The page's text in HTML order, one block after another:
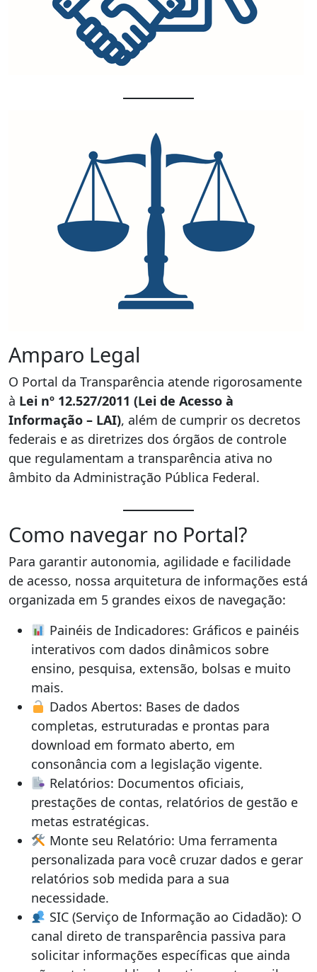
Amparo Legal
O Portal da Transparência atende rigorosamente
à Lei nº 12.527/2011 (Lei de Acesso à
Informação – LAI), além de cumprir os decretos
federais e as diretrizes dos órgãos de controle
que regulamentam a transparência ativa no
âmbito da Administração Pública Federal.
Como navegar no Portal?
Para garantir autonomia, agilidade e facilidade
de acesso, nossa arquitetura de informações está
organizada em 5 grandes eixos de navegação:
Painéis de Indicadores: Gráficos e painéis
interativos com dados dinâmicos sobre
ensino, pesquisa, extensão, bolsas e muito
mais.
Dados Abertos: Bases de dados
completas, estruturadas e prontas para
download em formato aberto, em
consonância com a legislação vigente.
Relatórios: Documentos oficiais,
prestações de contas, relatórios de gestão e
metas estratégicas.
Monte seu Relatório: Uma ferramenta
personalizada para você cruzar dados e gerar
relatórios sob medida para a sua
necessidade.
SIC (Serviço de Informação ao Cidadão): O
canal direto de transparência passiva para
solicitar informações específicas que ainda